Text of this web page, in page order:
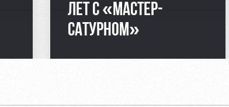
ЛЕТ С «МАСТЕР-
САТУРНОМ»